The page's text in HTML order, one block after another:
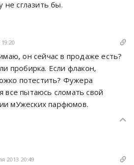
не сглазить бы.
он сейчас в продаже есть?
пробирка. Если флакон,
потестить? Фужера
все пытаюсь сломать свой
мУжеских парфюмов.
2013 20:49